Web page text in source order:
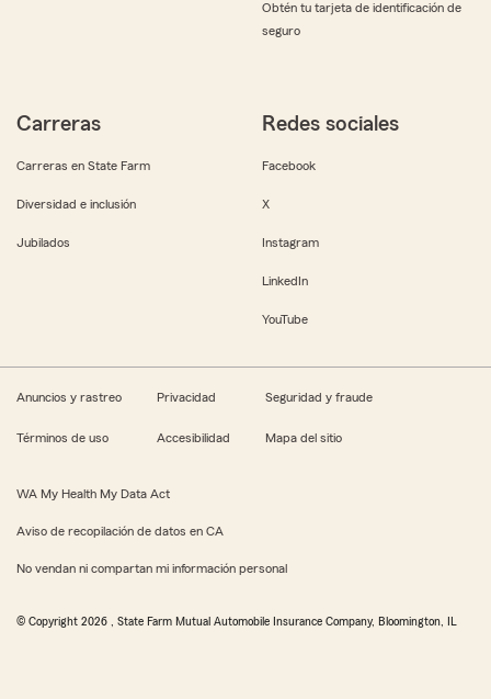
Obtén tu tarjeta de identificación de
seguro
Carreras
Carreras en State Farm
Diversidad e inclusión
Jubilados
Redes sociales
Facebook
X
Instagram
LinkedIn
YouTube
Anuncios y rastreo Privacidad Seguridad y fraude
Términos de uso Accesibilidad Mapa del sitio
WA My Health My Data Act
Aviso de recopilación de datos en CA
No vendan ni compartan mi información personal
© Copyright 2026 , State Farm Mutual Automobile Insurance Company, Bloomington, IL